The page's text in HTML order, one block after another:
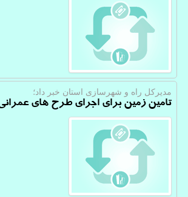
مدیركل راه و شهرسازی استان خبر داد؛
تامین زمین برای اجرای طرح های